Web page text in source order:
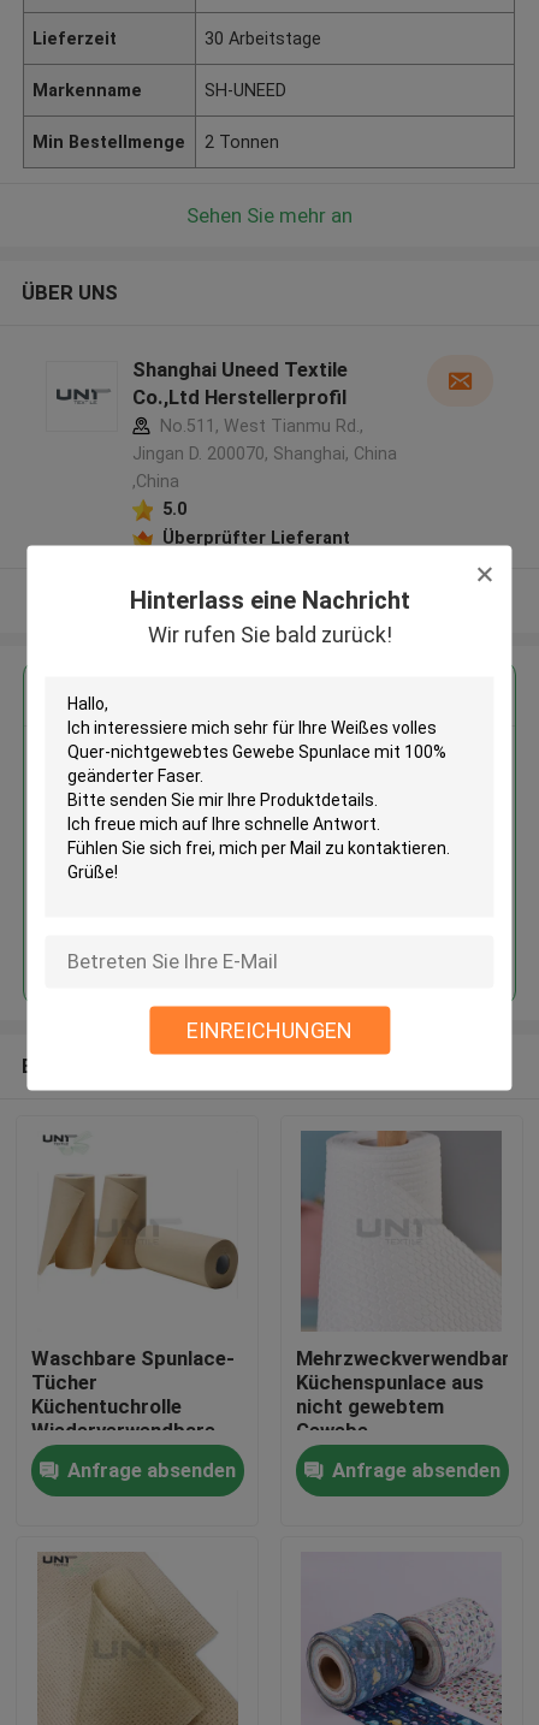
Hinterlass eine Nachricht
Wir rufen Sie bald zurück!
EINREICHUNGEN
Zu Hause
Produkte
Lieferzeit 30 Arbeitstage
Markenname SH-UNEED
Min Bestellmenge 2 Tonnen
Sehen Sie mehr an
ÜBER UNS
Shanghai Uneed Textile
Co.,Ltd Herstellerprofil
No.511, West Tianmu Rd.,
Jingan D. 200070, Shanghai, China
,China
5.0
Überprüfter Lieferant
Sehen Sie mehr an
Erhalten Sie den besten Preis für
Weißes volles Quer-
nichtgewebtes Gewebe
Spunlace mit 100% geänderter
Faser
Empfohlene Produkte
Waschbare Spunlace-
Tücher
Küchentuchrolle
Wiederverwendbare
Küchenreinigungstücher
130 g/m²
Anfrage absenden
Mehrzweckverwendbare
Küchenspunlace aus
nicht gewebtem
Gewebe
Anfrage absenden